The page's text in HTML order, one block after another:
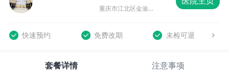
重庆市江北区金渝大道149号普泰广场2F
快速预约 免费改期 未检可退
套餐详情 注意事项